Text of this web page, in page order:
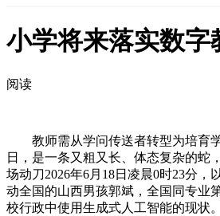
小学将来落实数
阅读
教师需从学问传送者转型为培育学
日，是一条又粗又长、体态复杂的蛇
场动刀2026年6月18日凌晨0时23分
动全国的山西男孩郭斌，全国同专业
校行政中使用生成式人工智能的现状